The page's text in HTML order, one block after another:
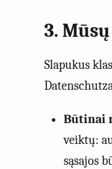
3.
Slapukus
Būtinai
veiktų:
sąsajos